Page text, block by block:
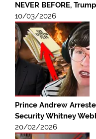
NEVER BEFORE,
10/03/2026
Prince Andrew
Security Whitney
20/02/2026